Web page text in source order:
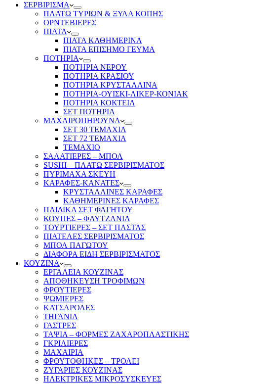
ΣΕΡΒΙΡΙΣΜΑ
ΠΛΑΤΩ ΤΥΡΙΩΝ & ΞΥΛΑ ΚΟΠΗΣ
ΟΡΝΤΕΒΙΕΡΕΣ
ΠΙΑΤΑ
ΠΙΑΤΑ ΚΑΘΗΜΕΡΙΝΑ
ΠΙΑΤΑ ΕΠΙΣΗΜΟ ΓΕΥΜΑ
ΠΟΤΗΡΙΑ
ΠΟΤΗΡΙΑ ΝΕΡΟΥ
ΠΟΤΗΡΙΑ ΚΡΑΣΙΟΥ
ΠΟΤΗΡΙΑ ΚΡΥΣΤΑΛΛΙΝΑ
ΠΟΤΗΡΙΑ-ΟΥΙΣΚΙ-ΛΙΚΕΡ-ΚΟΝΙΑΚ
ΠΟΤΗΡΙΑ ΚΟΚΤΕΙΛ
ΣΕΤ ΠΟΤΗΡΙΑ
ΜΑΧΑΙΡΟΠΗΡΟΥΝΑ
ΣΕΤ 30 ΤΕΜΑΧΙΑ
ΣΕΤ 72 ΤΕΜΑΧΙΑ
ΤΕΜΑΧΙΟ
ΣΑΛΑΤΙΕΡΕΣ – ΜΠΟΛ
SUSHI – ΠΛΑΤΩ ΣΕΡΒΙΡΙΣΜΑΤΟΣ
ΠΥΡΙΜΑΧΑ ΣΚΕΥΗ
ΚΑΡΑΦΕΣ-ΚΑΝΑΤΕΣ
ΚΡΥΣΤΑΛΛΙΝΕΣ ΚΑΡΑΦΕΣ
ΚΑΘΗΜΕΡΙΝΕΣ ΚΑΡΑΦΕΣ
ΠΑΙΔΙΚΑ ΣΕΤ ΦΑΓΗΤΟΥ
ΚΟΥΠΕΣ – ΦΛΥΤΖΑΝΙΑ
ΤΟΥΡΤΙΕΡΕΣ – ΣΕΤ ΠΑΣΤΑΣ
ΠΙΑΤΕΛΕΣ ΣΕΡΒΙΡΙΣΜΑΤΟΣ
ΜΠΟΛ ΠΑΓΩΤΟΥ
ΔΙΑΦΟΡΑ ΕΙΔΗ ΣΕΡΒΙΡΙΣΜΑΤΟΣ
ΚΟΥΖΙΝΑ
ΕΡΓΑΛΕΙΑ ΚΟΥΖΙΝΑΣ
ΑΠΟΘΗΚΕΥΣΗ ΤΡΟΦΙΜΩΝ
ΦΡΟΥΤΙΕΡΕΣ
ΨΩΜΙΕΡΕΣ
ΚΑΤΣΑΡΟΛΕΣ
ΤΗΓΑΝΙΑ
ΓΑΣΤΡΕΣ
ΤΑΨΙΑ – ΦΟΡΜΕΣ ΖΑΧΑΡΟΠΛΑΣΤΙΚΗΣ
ΓΚΡΙΛΙΕΡΕΣ
ΜΑΧΑΙΡΙΑ
ΦΡΟΥΤΟΘΗΚΕΣ – ΤΡΟΛΕΙ
ΖΥΓΑΡΙΕΣ ΚΟΥΖΙΝΑΣ
ΗΛΕΚΤΡΙΚΕΣ ΜΙΚΡΟΣΥΣΚΕΥΕΣ